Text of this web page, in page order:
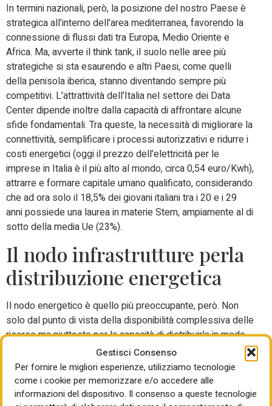
Gestisci Consenso
Per fornire le migliori esperienze, utilizziamo tecnologie
come i cookie per memorizzare e/o accedere alle
informazioni del dispositivo. Il consenso a queste tecnologie
In termini nazionali, però, la posizione del nostro Paese è
strategica all’interno dell’area mediterranea, favorendo la
connessione di flussi dati tra Europa, Medio Oriente e
Africa. Ma, avverte il think tank, il suolo nelle aree più
strategiche si sta esaurendo e altri Paesi, come quelli
della penisola iberica, stanno diventando sempre più
competitivi. L’attrattività dell’Italia nel settore dei Data
Center dipende inoltre dalla capacità di affrontare alcune
sfide fondamentali. Tra queste, la necessità di migliorare la
connettività, semplificare i processi autorizzativi e ridurre i
costi energetici (oggi il prezzo dell’elettricità per le
imprese in Italia è il più alto al mondo, circa 0,54 euro/Kwh),
attrarre e formare capitale umano qualificato, considerando
che ad ora solo il 18,5% dei giovani italiani tra i 20 e i 29
anni possiede una laurea in materie Stem, ampiamente al di
sotto della media Ue (23%).
Il nodo infrastrutture perla
distribuzione energetica
Il nodo energetico è quello più preoccupante, però. Non
solo dal punto di vista della disponibilità complessiva delle
risorse ma piuttosto per la capacità di distribuirla in modo
adeguato, stabile ed efficiente. Tra il 2020 e il 2028, spiega
il rapporto, il consumo energetico dei data center è
destinato a crescere di 6 TWh ma sebbene la produzione
energetica da fonti rinnovabili aumenterà di 42 TWh nello